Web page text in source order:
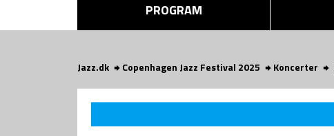
PROGRAM
Jazz.dk Copenhagen Jazz Festival 2025 Koncerter